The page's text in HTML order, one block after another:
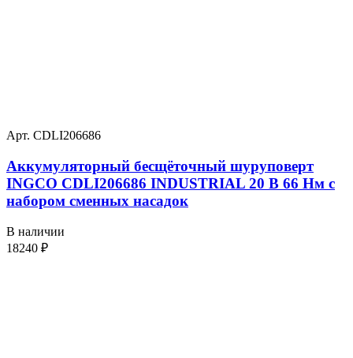
Арт. CDLI206686
Аккумуляторный бесщёточный шуруповерт
INGCO CDLI206686 INDUSTRIAL 20 В 66 Нм с
набором сменных насадок
В наличии
18240 ₽